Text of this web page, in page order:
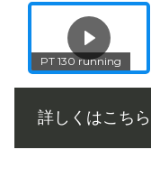
PT 130 running
詳しくはこちら